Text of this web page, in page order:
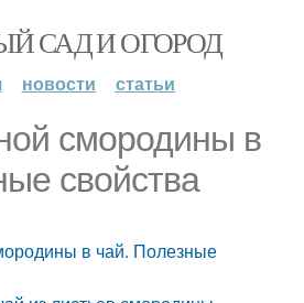
САД И ОГОРОД
новости статьи
смородины в
свойства
в чай. Полезные